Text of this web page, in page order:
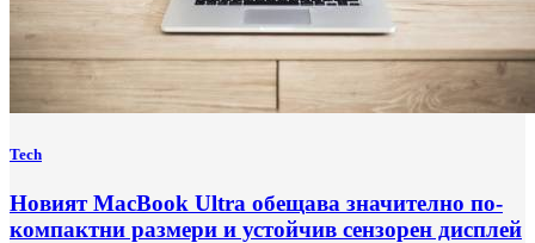
Tech
Новият MacBook Ultra обещава значително по-
компактни размери и устойчив сензорен дисплей